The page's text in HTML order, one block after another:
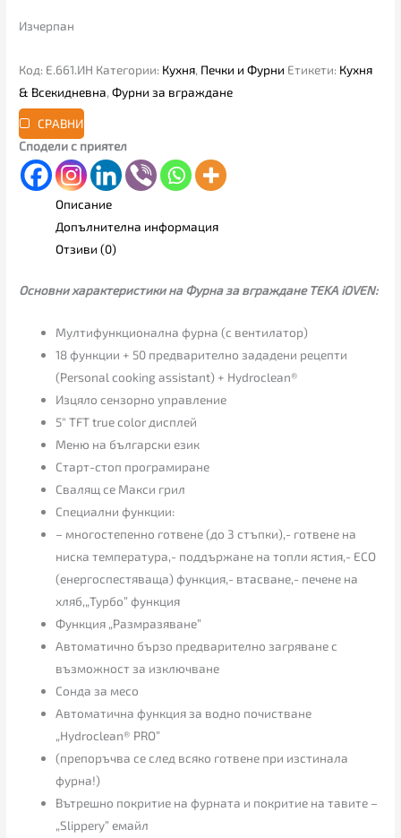
Изчерпан
Код: Е.661.ИН Категории: Кухня, Печки и Фурни Етикети: Кухня
& Всекидневна,Фурни за вграждане
СРАВНИ
Сподели с приятел
Описание
Допълнителна информация
Отзиви (0)
Основни характеристики на Фурна за вграждане TEKA iOVEN:
Мултифункционална фурна (с вентилатор)
18 функции + 50 предварително зададени рецепти
(Personal cooking assistant) + Hydroclean®
Изцяло сензорно управление
5″ TFT true color дисплей
Меню на български език
Старт-стоп програмиране
Свалящ се Макси грил
Специални функции:
– многостепенно готвене (до 3 стъпки),- готвене на
ниска температура,- поддържане на топли ястия,- ECO
(енергоспестяваща) функция,- втасване,- печене на
хляб,„Турбо” функция
Функция „Размразяване”
Автоматично бързо предварително загряване с
възможност за изключване
Сонда за месо
Автоматична функция за водно почистване
„Hydroclean® PRO”
(препоръчва се след всяко готвене при изстинала
фурна!)
Вътрешно покритие на фурната и покритие на тавите –
„Slippery” емайл